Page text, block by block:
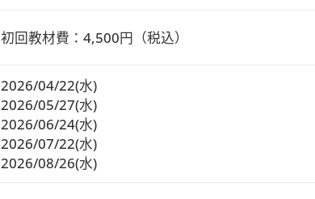
初回教材費：4,500円（税込）
2026/04/22(水)
2026/05/27(水)
2026/06/24(水)
2026/07/22(水)
2026/08/26(水)